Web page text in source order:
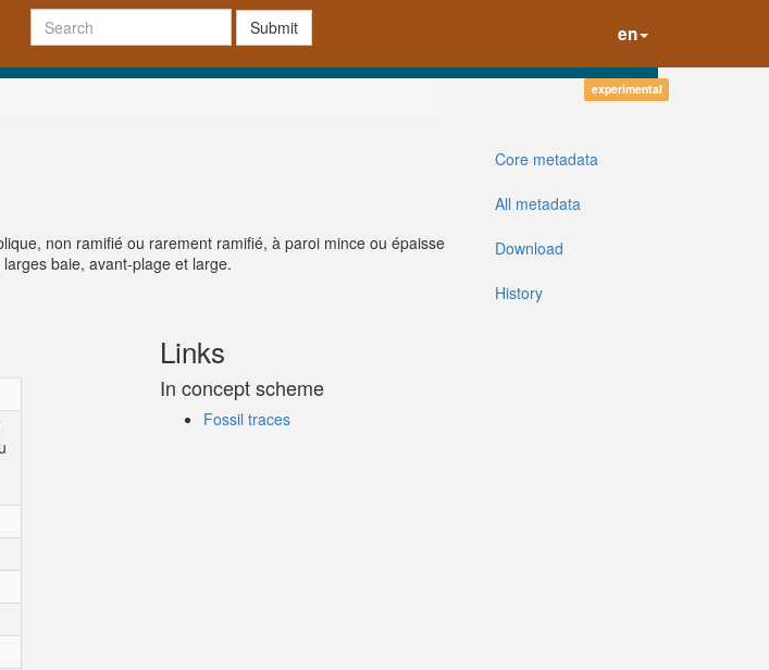
Submit en
experimental
non ramifié ou rarement ramifié, à paroi mince ou épaisse
baie, avant-plage et large.
Core metadata
All metadata
Download
History
Links
In concept scheme
Fossil traces